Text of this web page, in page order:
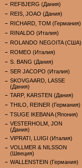
REFBJERG (Дания)
REIS, JOAO (Дания)
RICHARD, TOM (Германия)
RINALDO (Италия)
ROLANDO NEGOITA (США)
ROMEO (Италия)
S. BANG (Дания)
SER JACOPO (Италия)
SKOVGAARD, LASSE
(Дания)
TARP, KARSTEN (Дания)
THILO, REINER (Германия)
TSUGE IKEBANA (Япония)
VESTERHOLM, JON
(Дания)
VIPRATI, LUIGI (Италия)
VOLLMER & NILSSON
(Швеция)
WALLENSTEIN (Германия)